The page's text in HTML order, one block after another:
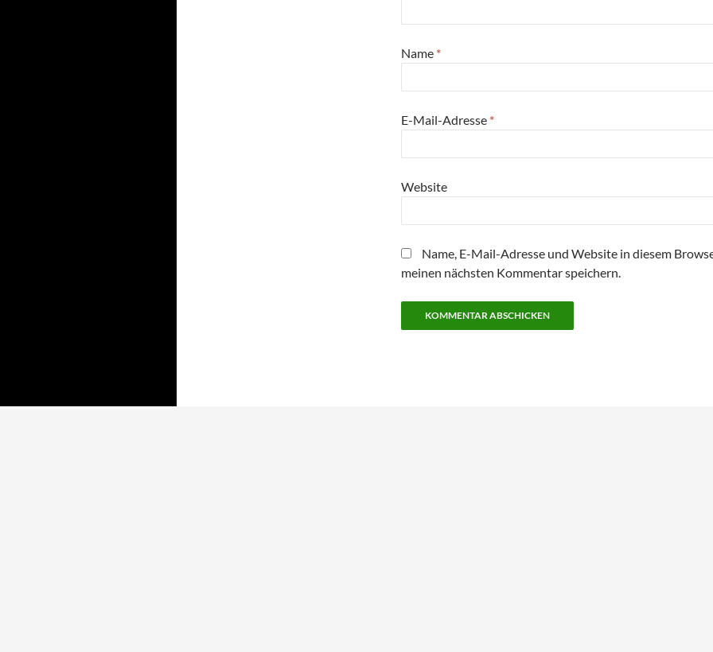
Name *
E-Mail-Adresse *
Website
Name, E-Mail-Adresse und Website in diesem
meinen nächsten Kommentar speichern.